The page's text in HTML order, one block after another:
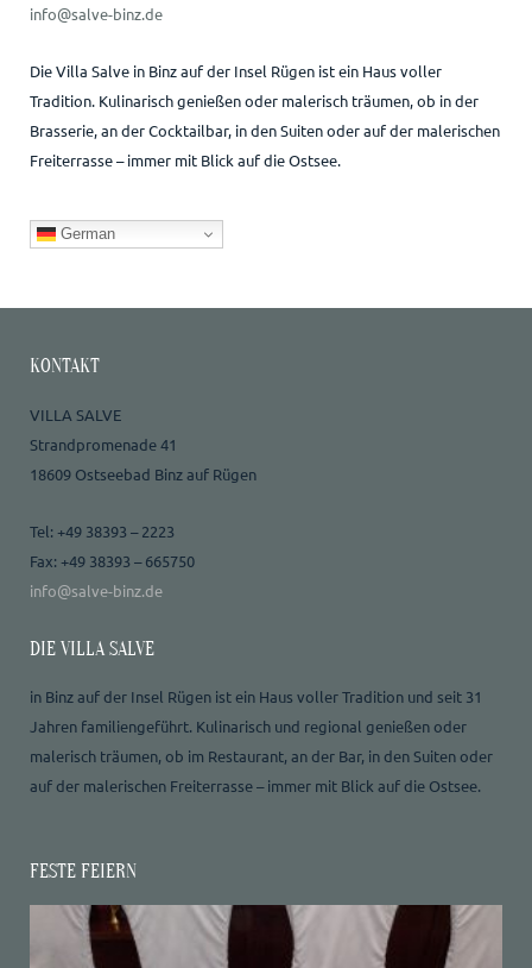
info@salve-binz.de
Die Villa Salve in Binz auf der Insel Rügen ist ein Haus voller
Tradition. Kulinarisch genießen oder malerisch träumen, ob in der
Brasserie, an der Cocktailbar, in den Suiten oder auf der malerischen
Freiterrasse – immer mit Blick auf die Ostsee.
German
KONTAKT
VILLA SALVE
Strandpromenade 41
18609 Ostseebad Binz auf Rügen
Tel: +49 38393 – 2223
Fax: +49 38393 – 665750
info@salve-binz.de
DIE VILLA SALVE
in Binz auf der Insel Rügen ist ein Haus voller Tradition und seit 31
Jahren familiengeführt. Kulinarisch und regional genießen oder
malerisch träumen, ob im Restaurant, an der Bar, in den Suiten oder
auf der malerischen Freiterrasse – immer mit Blick auf die Ostsee.
FESTE FEIERN